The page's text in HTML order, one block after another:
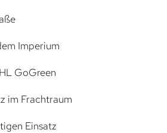
Imperium
GoGreen
im Frachtraum
Einsatz